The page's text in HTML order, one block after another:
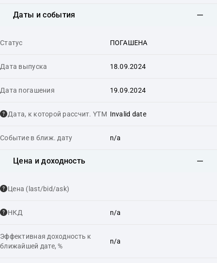
Даты и события
Статус ПОГАШЕНА
Дата выпуска 18.09.2024
Дата погашения 19.09.2024
Дата, к которой рассчит. YTM Invalid date
Событие в ближ. дату n/a
Цена и доходность
Цена (last/bid/ask)
НКД n/a
Эффективная доходность к
ближайшей дате, %
n/a